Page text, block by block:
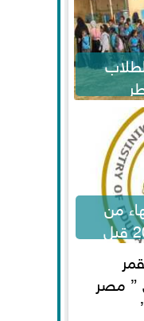
من
مناهج الترم الثاني 2024 قبل
” مصر